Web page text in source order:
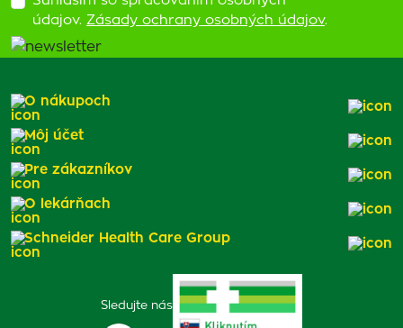
údajov. Zásady ochrany osobných údajov.
Sledujte nás
O nákupoch
Môj účet
Pre zákazníkov
O lekárňach
Schneider Health Care Group